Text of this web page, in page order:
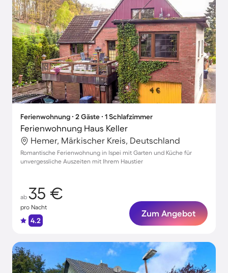
Ferienwohnung ∙ 2 Gäste ∙ 1 Schlafzimmer
Ferienwohnung Haus Keller
Hemer, Märkischer Kreis, Deutschland
Romantische Ferienwohnung in Ispei mit Garten und Küche für
unvergessliche Auszeiten mit Ihrem Haustier
ab 35 €
pro Nacht
4.2
Zum Angebot